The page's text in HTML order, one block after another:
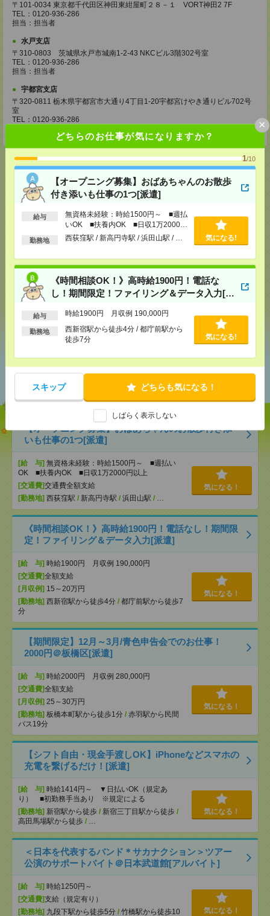
どちらのお仕事が気になりますか？
1/10
【オープニング募集】おばあちゃんのお散歩
付き添いも仕事の1つ[派遣]
給与
無資格未経験：時給1500円～ ■週払
いOK ■扶養内OK ■日収1万2000円
以上
勤務地 西荻窪駅 / 新高円寺駅 / 浜田山駅 / … 気になる!
《時間相談OK！》高時給1900円！電話な
し！期間限定！ファイリング＆データ入力[派
給与 時給1900円 月収例 190,000円
勤務地
西新宿駅から徒歩4分 / 都庁前駅から
徒歩7分
気になる!
スキップ どちらも気になる！
しばらく表示しない
×
〒101-0034 東京都千代田区神田東紺屋町２８－１ VORT神田2 7F
TEL：0120-936-286
担当：担当者
水戸支店
〒310-0803 茨城県水戸市城南1-2-43 NKCビル3階302号室
TEL：0120-936-286
担当：担当者
宇都宮支店
〒320-0811 栃木県宇都宮市大通り4丁目1-20宇都宮けやき通りビル702号
室
TEL：0120-936-286
応募ページへ
気になる！ 電話応募
メールで送る LINEで送る
シェア ツイート ブックマーク
あなたの閲覧履歴からの
おすすめ
【オープニング募集】おばあちゃんのお散歩付き添
いも仕事の1つ[派遣]
[給 与] 無資格未経験：時給1500円～ ■週払い
OK ■扶養内OK ■日収1万2000円以上
[交通費]交通費全額支給
[勤務地] 西荻窪駅 / 新高円寺駅 / 浜田山駅 / …
気になる！
《時間相談OK！》高時給1900円！電話なし！期間限
定！ファイリング＆データ入力[派遣]
[給 与] 時給1900円 月収例 190,000円
[交通費]全額支給
[月収例] 15～20万円
[勤務地] 西新宿駅から徒歩4分 / 都庁前駅から徒歩7
分
気になる！
【期間限定】12月～3月/青色申告会でのお仕事！
2000円＠板橋区[派遣]
[給 与] 時給2000円 月収例 280,000円
[交通費]全額支給
[月収例] 25～30万円
[勤務地] 板橋本町駅から徒歩1分 / 赤羽駅から民間
バス19分
気になる！
【シフト自由・現金手渡しOK】iPhoneなどスマホの
充電を繋げるだけ！[派遣]
[給 与] 時給1414円～ ▼日払いOK（規定あ
り） ■初勤務手当あり ※規定による
[勤務地] 新宿駅から徒歩 / 新宿三丁目駅から徒歩 /
高田馬場駅から徒歩 / …
気になる！
＜日本を代表するバンド＊サカナクション＞ツアー
公演のサポートバイト＠日本武道館[アルバイト]
[給 与] 時給1250円～
[交通費]支給（規定有り）
[勤務地] 九段下駅から徒歩5分 / 竹橋駅から徒歩10 気になる！